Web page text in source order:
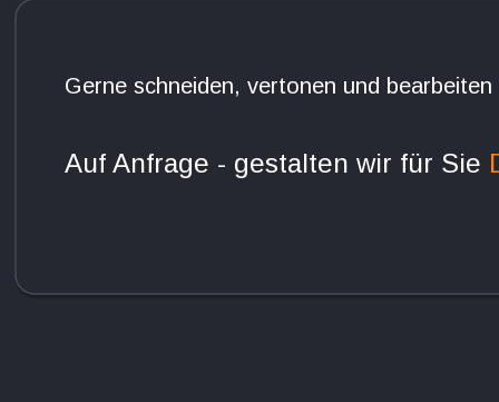
Gerne schneiden, vertonen und
Auf Anfrage - gestalten wir für Sie